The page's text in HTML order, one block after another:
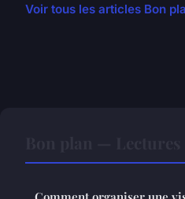
Voir tous les articles Bon